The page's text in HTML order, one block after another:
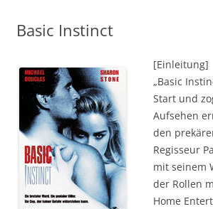
DOWNLOAD
DVD (CODE 2)
DVD (CODE 1)
CINEMA
GAMES
HD-DVD
Basic Instinct
[Einleitung]
„Basic
Start und
Aufsehen
den
Regisseur
mit seinem
der Rollen
Home